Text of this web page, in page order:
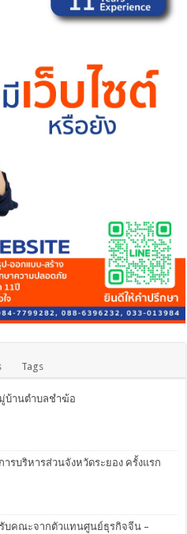
Tags
บ้านตำบลชำฆ้อ
รบริหารส่วนจังหวัดระยอง ครั้งแรก
บคณะจากตัวแทนศูนย์ธุรกิจจีน –